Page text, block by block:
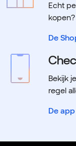
Echt
De
Bekijk
regel
De